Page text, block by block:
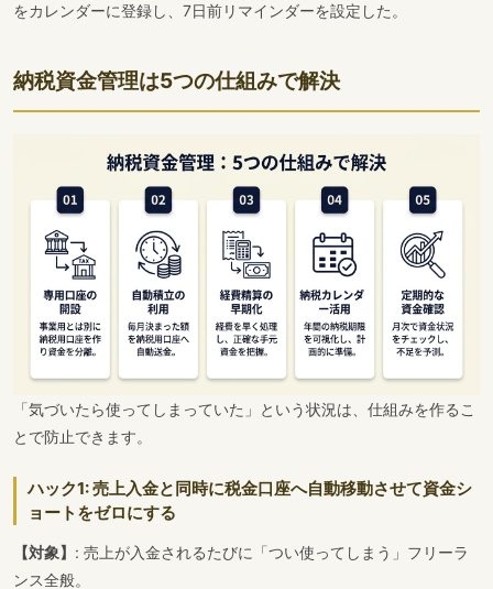
をカレンダーに登録し、7日前リマインダーを設定した。
納税資金管理は5つの仕組みで解決
「気づいたら使ってしまっていた」という状況は、仕組みを作るこ
とで防止できます。
ハック1: 売上入金と同時に税金口座へ自動移動させて資金シ
ョートをゼロにする
【対象】 : 売上が入金されるたびに「つい使ってしまう」フリーラ
ンス全般。